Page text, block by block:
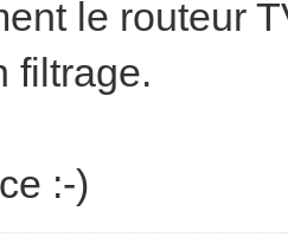
le routeur
filtrage.
:-)